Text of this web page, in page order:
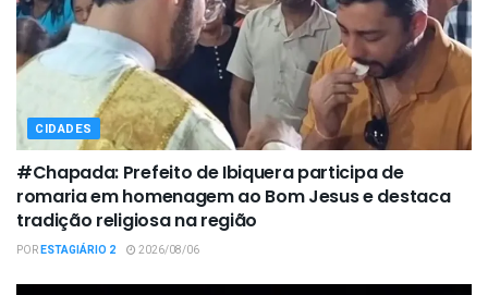
CIDADES
#Chapada: Prefeito de Ibiquera participa de
romaria em homenagem ao Bom Jesus e destaca
tradição religiosa na região
PORESTAGIÁRIO 2 2026/08/06